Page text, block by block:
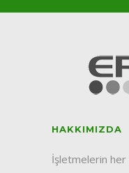
HAKKIMIZDA
İşletmelerin her